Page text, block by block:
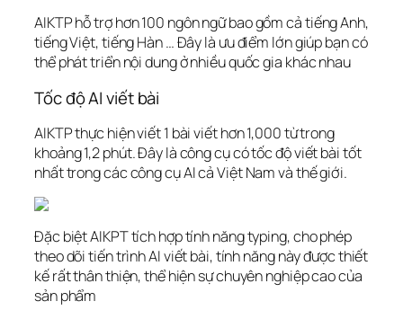
AIKTP hỗ trợ hơn 100 ngôn ngữ bao gồm cả tiếng Anh,
tiếng Việt, tiếng Hàn … Đây là ưu điểm lớn giúp bạn có
thể phát triển nội dung ở nhiều quốc gia khác nhau
Tốc độ AI viết bài
AIKTP thực hiện viết 1 bài viết hơn 1,000 từ trong
khoảng 1,2 phút. Đây là công cụ có tốc độ viết bài tốt
nhất trong các công cụ AI cả Việt Nam và thế giới.
Đặc biệt AIKPT tích hợp tính năng typing, cho phép
theo dõi tiến trình AI viết bài, tính năng này được thiết
kế rất thân thiện, thể hiện sự chuyên nghiệp cao của
sản phẩm